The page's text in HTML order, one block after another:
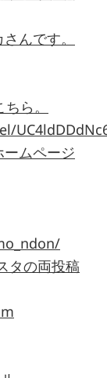
んです。
ら。
ムページ
タの両投稿